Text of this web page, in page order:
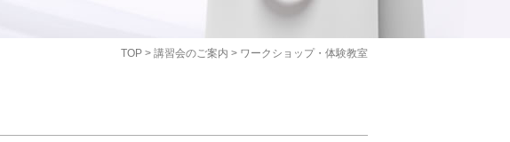
TOP > 講習会のご案内 > ワークショップ・体験教室